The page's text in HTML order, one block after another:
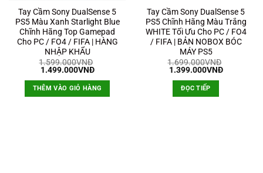
Tay Cầm Sony DualSense 5
PS5 Màu Xanh Starlight Blue
Chĩnh Hãng Top Gamepad
Cho PC / FO4 / FIFA | HÀNG
NHẬP KHẨU
1.599.000VNĐ
Giá
là:
1.599.000VNĐ.
1.499.000VNĐGiá
tại
là:
1.499.000VNĐ.
THÊM VÀO GIỎ HÀNG
Tay Cầm Sony DualSense 5
PS5 Chĩnh Hãng Màu Trắng
WHITE Tối Ưu Cho PC / FO4
/ FIFA | BẢN NOBOX BÓC
MÁY PS5
1.699.000VNĐ
Giá
1.699.000VNĐ.
1.399.000VNĐGiá
ĐỌC TIẾP